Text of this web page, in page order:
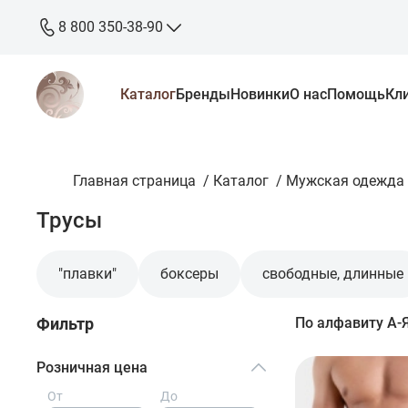
8 800 350-38-90
бесплатно
zakaz@stkaluga.ru
КаталогБрендыНовинкиО насПомощь
Главная страница / Каталог / Мужская одежда
Трусы
"плавки" боксеры свободные, длинные
По алфавиту А-
Фильтр
Розничная цена
От До